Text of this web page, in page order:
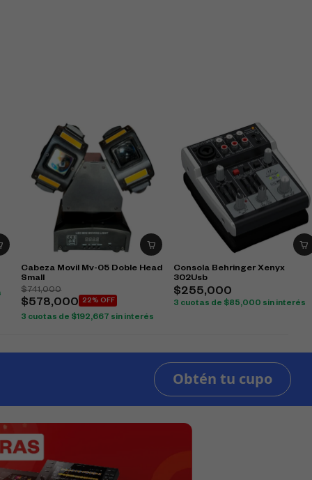
Cabeza Movil Mv-05 Doble Head
Small
$741,000
$578,000 22% OFF
3 cuotas de $192,667 sin interés
Consola Behringer Xenyx
302Usb
$255,000
3 cuotas de $85,000 sin interés